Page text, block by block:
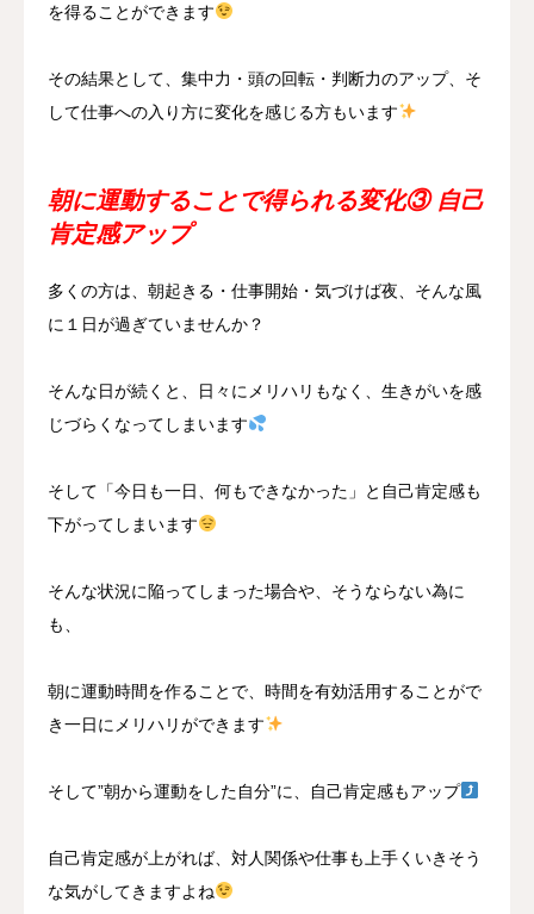
を得ることができます
その結果として、集中力・頭の回転・判断力のアップ、そ
して仕事への入り方に変化を感じる方もいます
朝に運動することで得られる変化③ 自己
肯定感アップ
多くの方は、朝起きる・仕事開始・気づけば夜、そんな風
に１日が過ぎていませんか？
そんな日が続くと、日々にメリハリもなく、生きがいを感
じづらくなってしまいます
そして「今日も一日、何もできなかった」と自己肯定感も
下がってしまいます
そんな状況に陥ってしまった場合や、そうならない為に
も、
朝に運動時間を作ることで、時間を有効活用することがで
き一日にメリハリができます
そして”朝から運動をした自分”に、自己肯定感もアップ
自己肯定感が上がれば、対人関係や仕事も上手くいきそう
な気がしてきますよね